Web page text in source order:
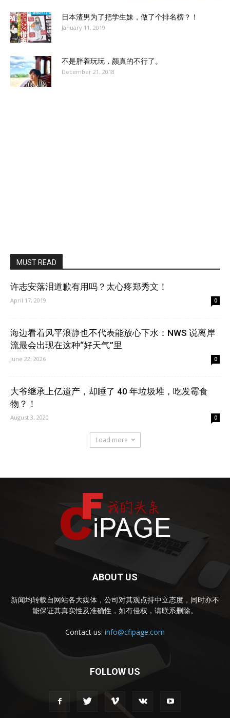
日本渣男为了把学生妹，做了个排名榜？！
January 11, 2019
不是胖着玩玩，颜真的不行了。
December 21, 2018
MUST READ
许志安落泪道歉有用吗？太心疼郑秀文！
April 17, 2019 0
海边看着风平浪静也不代表能放心下水：NWS 说离岸
流最会出现在这种“好天气”里
June 22, 2026 0
大爷继承上亿遗产，却睡了 40 年垃圾堆，吃发霉食
物？！
August 3, 2020 0
Load more
ABOUT US
新闻均转载自网站各大媒体，公司对其观点持中立态度，同时亦不
能保证其真实性及准确性，如有侵权，请联系删除。
Contact us: info@cfipage.com
FOLLOW US